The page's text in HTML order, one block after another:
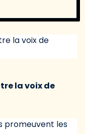
la voix de